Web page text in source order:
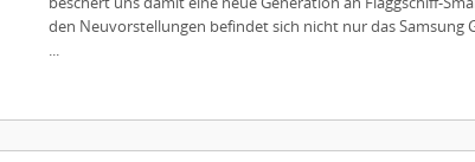
den Neuvorstellungen befindet sich nicht nur das Samsung
...